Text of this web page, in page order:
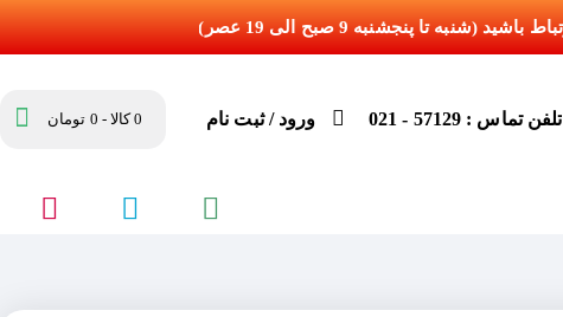
تلفن تماس : 57129 - 021 ورود / ثبت نام 0 کالا - 0 تومان